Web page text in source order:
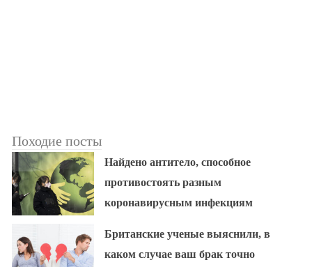
Походие посты
Найдено антитело, способное
противостоять разным
коронавирусным инфекциям
Британские ученые выяснили, в
каком случае ваш брак точно